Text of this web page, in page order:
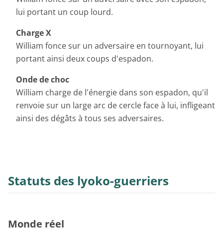
lui portant un coup lourd.
Charge X
William fonce sur un adversaire en tournoyant, lui
portant ainsi deux coups d'espadon.
Onde de choc
William charge de l'énergie dans son espadon, qu'il
renvoie sur un large arc de cercle face à lui, infligeant
ainsi des dégâts à tous ses adversaires.
Statuts des lyoko-guerriers
Monde réel